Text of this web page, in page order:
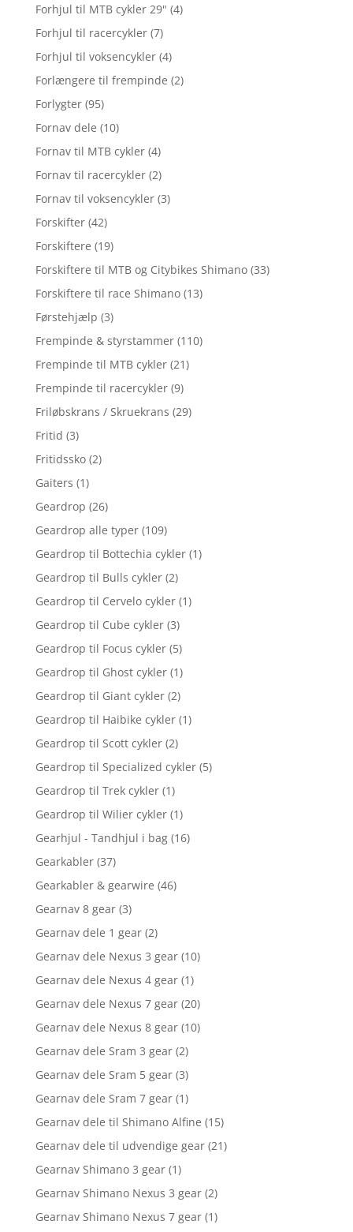
Forhjul til MTB cykler 29" (4)
Forhjul til racercykler (7)
Forhjul til voksencykler (4)
Forlængere til frempinde (2)
Forlygter (95)
Fornav dele (10)
Fornav til MTB cykler (4)
Fornav til racercykler (2)
Fornav til voksencykler (3)
Forskifter (42)
Forskiftere (19)
Forskiftere til MTB og Citybikes Shimano (33)
Forskiftere til race Shimano (13)
Førstehjælp (3)
Frempinde & styrstammer (110)
Frempinde til MTB cykler (21)
Frempinde til racercykler (9)
Friløbskrans / Skruekrans (29)
Fritid (3)
Fritidssko (2)
Gaiters (1)
Geardrop (26)
Geardrop alle typer (109)
Geardrop til Bottechia cykler (1)
Geardrop til Bulls cykler (2)
Geardrop til Cervelo cykler (1)
Geardrop til Cube cykler (3)
Geardrop til Focus cykler (5)
Geardrop til Ghost cykler (1)
Geardrop til Giant cykler (2)
Geardrop til Haibike cykler (1)
Geardrop til Scott cykler (2)
Geardrop til Specialized cykler (5)
Geardrop til Trek cykler (1)
Geardrop til Wilier cykler (1)
Gearhjul - Tandhjul i bag (16)
Gearkabler (37)
Gearkabler & gearwire (46)
Gearnav 8 gear (3)
Gearnav dele 1 gear (2)
Gearnav dele Nexus 3 gear (10)
Gearnav dele Nexus 4 gear (1)
Gearnav dele Nexus 7 gear (20)
Gearnav dele Nexus 8 gear (10)
Gearnav dele Sram 3 gear (2)
Gearnav dele Sram 5 gear (3)
Gearnav dele Sram 7 gear (1)
Gearnav dele til Shimano Alfine (15)
Gearnav dele til udvendige gear (21)
Gearnav Shimano 3 gear (1)
Gearnav Shimano Nexus 3 gear (2)
Gearnav Shimano Nexus 7 gear (1)